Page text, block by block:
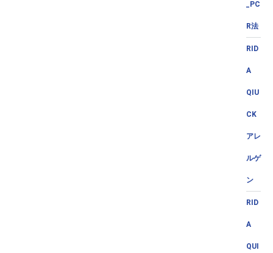
_PC
R法
RID
A
QIU
CK
アレ
ルゲ
ン
RID
A
QUI